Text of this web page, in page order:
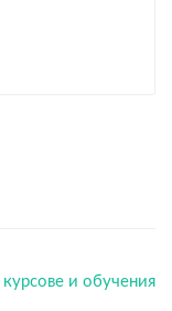
курсове и обучения